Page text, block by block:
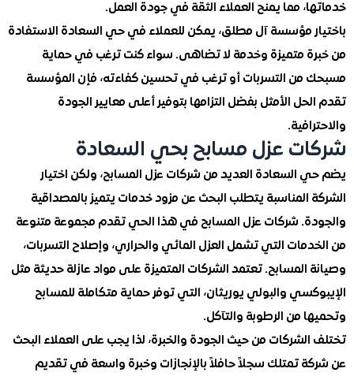
مما يمنح العملاء الثقة في جودة العمل.
مؤسسة آل مطلق، يمكن للعملاء في حي السعادة الاستفادة
متميزة وخدمة لا تضاهى. سواء كنت ترغب في حماية
من التسربات أو ترغب في تحسين كفاءته، فإن المؤسسة
الأمثل بفضل التزامها بتوفير أعلى معايير الجودة
عزل مسابح بحي السعادة
السعادة العديد من شركات عزل المسابح، ولكن اختيار
المناسبة يتطلب البحث عن مزود خدمات يتميز بالمصداقية
شركات عزل المسابح في هذا الحي تقدم مجموعة متنوعة
التي تشمل العزل المائي والحراري، وإصلاح التسربات،
المسابح. تعتمد الشركات المتميزة على مواد عازلة حديثة مثل
والبولي يوريثان، التي توفر حماية متكاملة للمسابح
من الرطوبة والتآكل.
من حيث الجودة والخبرة، لذا يجب على العملاء البحث
تمتلك سجلاً حافلاً بالإنجازات وخبرة واسعة في تقديم